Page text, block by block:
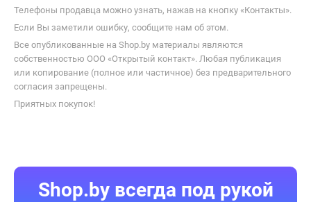
Телефоны продавца можно узнать, нажав на кнопку «Контакты».
Если Вы заметили ошибку, сообщите нам об этом.
Все опубликованные на Shop.by материалы являются
собственностью ООО «Открытый контакт». Любая публикация
или копирование (полное или частичное) без предварительного
согласия запрещены.
Приятных покупок!
Shop.by всегда под рукой